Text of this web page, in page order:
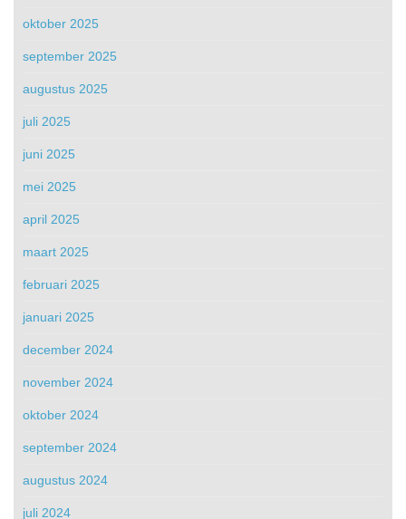
oktober 2025
september 2025
augustus 2025
juli 2025
juni 2025
mei 2025
april 2025
maart 2025
februari 2025
januari 2025
december 2024
november 2024
oktober 2024
september 2024
augustus 2024
juli 2024